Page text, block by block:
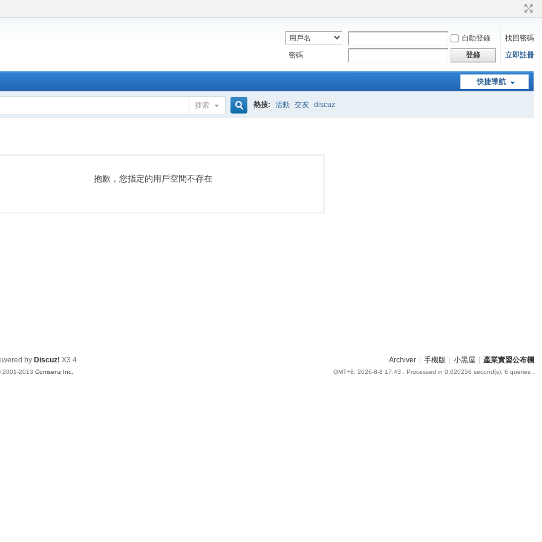
自動登錄
找回密碼
密碼
登錄 立即註冊
快捷導航
搜索 熱搜: 活動 交友 discuz
抱歉，您指定的用戶空間不存在
Archiver 手機版 小黑屋 產業實習公布欄
GMT+8, 2026-8-8 17:43 , Processed in 0.020256 second(s), 6 queries .
by Discuz! X3.4
2001-2013Comsenz Inc.